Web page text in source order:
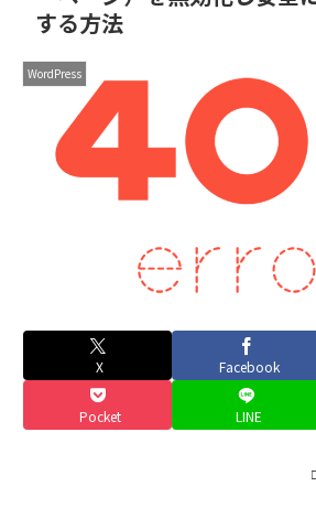
する方法
WordPress
X Facebook
Pocket LINE